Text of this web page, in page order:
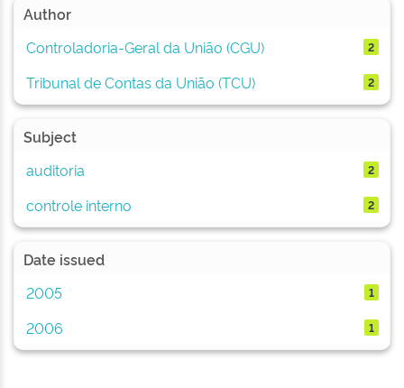
Author
Controladoria-Geral da União (CGU)
2
Tribunal de Contas da União (TCU) 2
Subject
auditoria
2
controle interno 2
Date issued
2005
1
2006 1